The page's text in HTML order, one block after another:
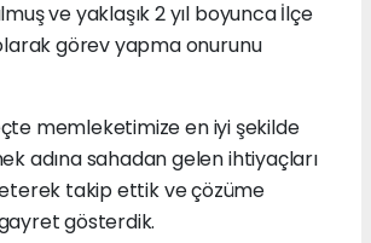
ve yaklaşık 2 yıl boyunca İlçe
görev yapma onurunu
memleketimize en iyi şekilde
adına sahadan gelen ihtiyaçları
takip ettik ve çözüme
gösterdik.